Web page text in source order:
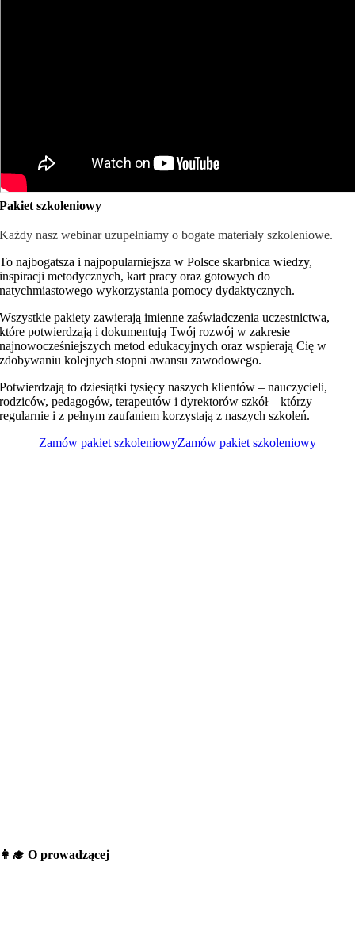
Pakiet szkoleniowy
Każdy nasz webinar uzupełniamy o bogate materiały szkoleniowe.
To najbogatsza i najpopularniejsza w Polsce skarbnica wiedzy,
inspiracji metodycznych, kart pracy oraz gotowych do
natychmiastowego wykorzystania pomocy dydaktycznych.
Wszystkie pakiety zawierają imienne zaświadczenia uczestnictwa,
które potwierdzają i dokumentują Twój rozwój w zakresie
najnowocześniejszych metod edukacyjnych oraz wspierają Cię w
zdobywaniu kolejnych stopni awansu zawodowego.
Potwierdzają to dziesiątki tysięcy naszych klientów – nauczycieli,
rodziców, pedagogów, terapeutów i dyrektorów szkół – którzy
regularnie i z pełnym zaufaniem korzystają z naszych szkoleń.
Zamów pakiet szkoleniowyZamów pakiet szkoleniowy
👩‍🎓 O prowadzącej